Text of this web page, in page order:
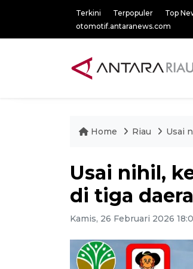
Terkini Terpopuler Top
otomotif.antaranews.com
Home Riau Usai
Usai nihil,
di tiga
Kamis, 26 Februari 2026